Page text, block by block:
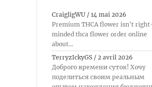
CraigligWU / 14 mai 2026
Premium THCA flower isn't
minded thca flower order online
about...
TerryzIckyGS / 2 avril 2026
Доброго времени суток! Хочу
поделиться своим реальным